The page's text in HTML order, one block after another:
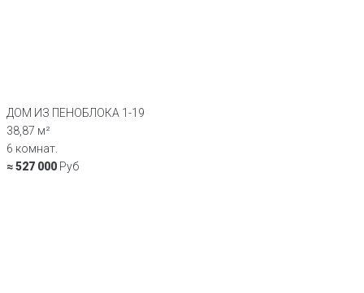
ДОМ ИЗ ПЕНОБЛОКА 1-19
38,87 м²
6 комнат.
≈ 527 000 Руб